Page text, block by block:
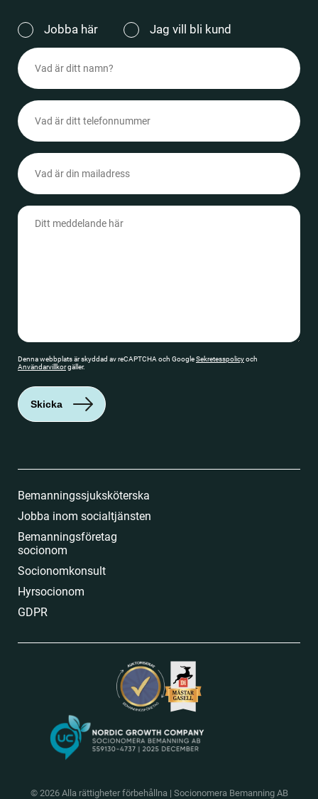
Jag
vill
(Obligatoriskt)
Jobba här Jag vill bli kund
Namn
(Obligatoriskt)
Telefonnummer
(Obligatoriskt)
Epost
(Obligatoriskt)
Meddelande
(Obligatoriskt)
Denna webbplats är skyddad av reCAPTCHA och GoogleSekretesspolicyoch
Användarvillkorgäller.
Skicka
Bemanningssjuksköterska
Jobba inom socialtjänsten
Bemanningsföretag
socionom
Socionomkonsult
Hyrsocionom
GDPR
© 2026 Alla rättigheter förbehållna | Socionomera Bemanning AB